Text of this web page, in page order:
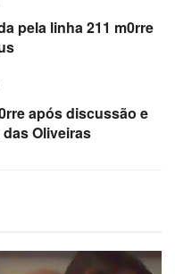
pela linha 211 m0rre
após discussão e
Oliveiras